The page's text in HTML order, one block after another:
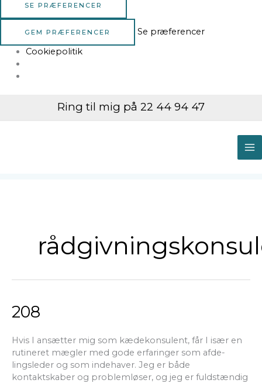
SE PRÆFERENCER
GEM PRÆFERENCER
Se præferencer
Cookiepolitik
Ring til mig på 22 44 94 47
208
Hvis I ansætter mig som kædekonsulent, får I især en
rutineret mægler med gode erfaringer som afde-
lingsleder og som indehaver. Jeg er både
kontaktskaber og problemløser, og jeg er fuldstændig
208